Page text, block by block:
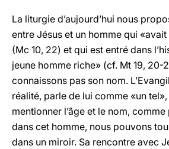
La liturgie d’aujourd’hui nous
entre Jésus et un homme qui
(Mc 10, 22) et qui est entré dans
jeune homme riche» (cf. Mt 19, 20-
connaissons pas son nom.
réalité, parle de lui comme «un tel»,
mentionner l’âge et le nom,
dans cet homme, nous pouvons
dans un miroir. Sa rencontre avec